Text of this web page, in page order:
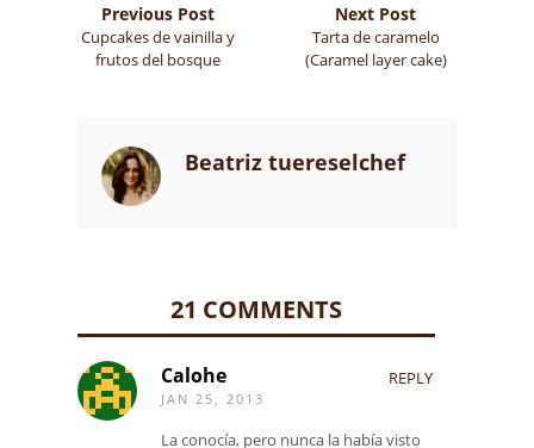
Previous Post
Cupcakes de vainilla y
frutos del bosque
Next Post
Tarta de caramelo
(Caramel layer cake)
Beatriz tuereselchef
21 COMMENTS
Calohe
JAN 25, 2013
REPLY
La conocía, pero nunca la había visto